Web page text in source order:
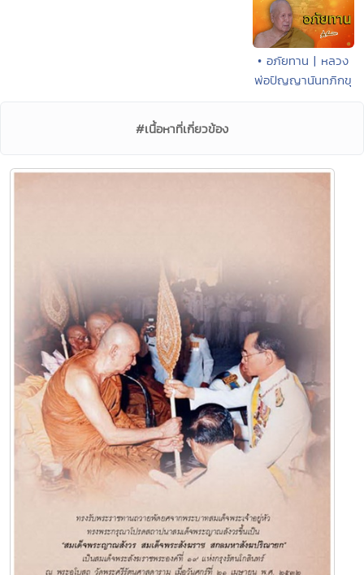
• อภัยทาน | หลวง
พ่อปัญญานันทภิกขุ
#เนื้อหาที่เกี่ยวข้อง